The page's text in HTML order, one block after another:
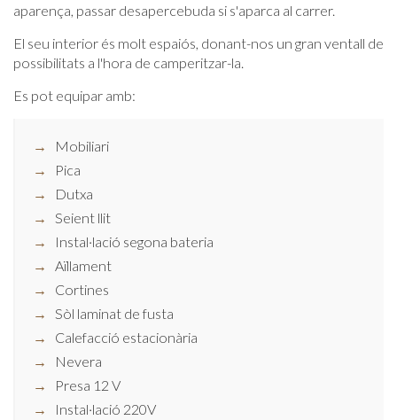
aparença, passar desapercebuda si s'aparca al carrer.
El seu interior és molt espaiós, donant-nos un gran ventall de
possibilitats a l'hora de camperitzar-la.
Es pot equipar amb:
Mobiliari
Pica
Dutxa
Seient llit
Instal·lació segona bateria
Aïllament
Cortines
Sòl laminat de fusta
Calefacció estacionària
Nevera
Presa 12 V
Instal·lació 220V